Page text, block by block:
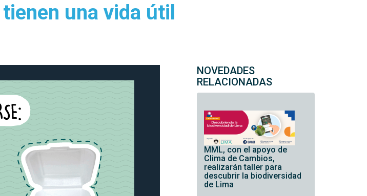
una vida útil
NOVEDADES
RELACIONADAS
MML, con el apoyo de
Clima de Cambios,
realizarán taller para
descubrir la biodiversidad
de Lima